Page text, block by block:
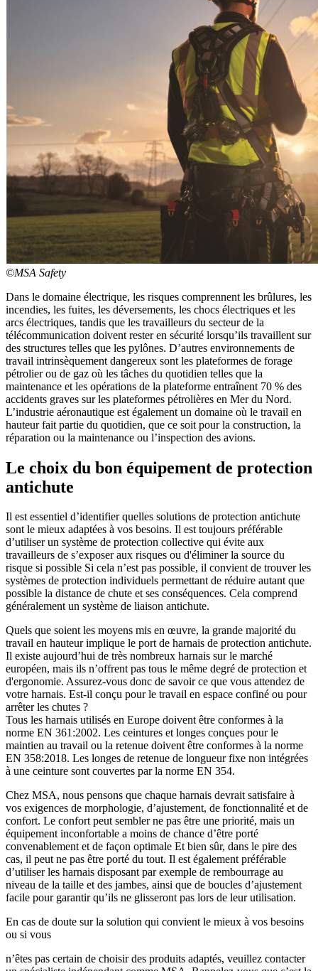
©MSA Safety
Dans le domaine électrique, les risques comprennent les brûlures, les
incendies, les fuites, les déversements, les chocs électriques et les
arcs électriques, tandis que les travailleurs du secteur de la
télécommunication doivent rester en sécurité lorsqu’ils travaillent sur
des structures telles que les pylônes. D’autres environnements de
travail intrinsèquement dangereux sont les plateformes de forage
pétrolier ou de gaz où les tâches du quotidien telles que la
maintenance et les opérations de la plateforme entraînent 70 % des
accidents graves sur les plateformes pétrolières en Mer du Nord.
L’industrie aéronautique est également un domaine où le travail en
hauteur fait partie du quotidien, que ce soit pour la construction, la
réparation ou la maintenance ou l’inspection des avions.
Le choix du bon équipement de protection
antichute
Il est essentiel d’identifier quelles solutions de protection antichute
sont le mieux adaptées à vos besoins. Il est toujours préférable
d’utiliser un système de protection collective qui évite aux
travailleurs de s’exposer aux risques ou d'éliminer la source du
risque si possible Si cela n’est pas possible, il convient de trouver les
systèmes de protection individuels permettant de réduire autant que
possible la distance de chute et ses conséquences. Cela comprend
généralement un système de liaison antichute.
Quels que soient les moyens mis en œuvre, la grande majorité du
travail en hauteur implique le port de harnais de protection antichute.
Il existe aujourd’hui de très nombreux harnais sur le marché
européen, mais ils n’offrent pas tous le même degré de protection et
d'ergonomie. Assurez-vous donc de savoir ce que vous attendez de
votre harnais. Est-il conçu pour le travail en espace confiné ou pour
arrêter les chutes ?
Tous les harnais utilisés en Europe doivent être conformes à la
norme EN 361:2002. Les ceintures et longes conçues pour le
maintien au travail ou la retenue doivent être conformes à la norme
EN 358:2018. Les longes de retenue de longueur fixe non intégrées
à une ceinture sont couvertes par la norme EN 354.
Chez MSA, nous pensons que chaque harnais devrait satisfaire à
vos exigences de morphologie, d’ajustement, de fonctionnalité et de
confort. Le confort peut sembler ne pas être une priorité, mais un
équipement inconfortable a moins de chance d’être porté
convenablement et de façon optimale Et bien sûr, dans le pire des
cas, il peut ne pas être porté du tout. Il est également préférable
d’utiliser les harnais disposant par exemple de rembourrage au
niveau de la taille et des jambes, ainsi que de boucles d’ajustement
facile pour garantir qu’ils ne glisseront pas lors de leur utilisation.
En cas de doute sur la solution qui convient le mieux à vos besoins
ou si vous
n’êtes pas certain de choisir des produits adaptés, veuillez contacter